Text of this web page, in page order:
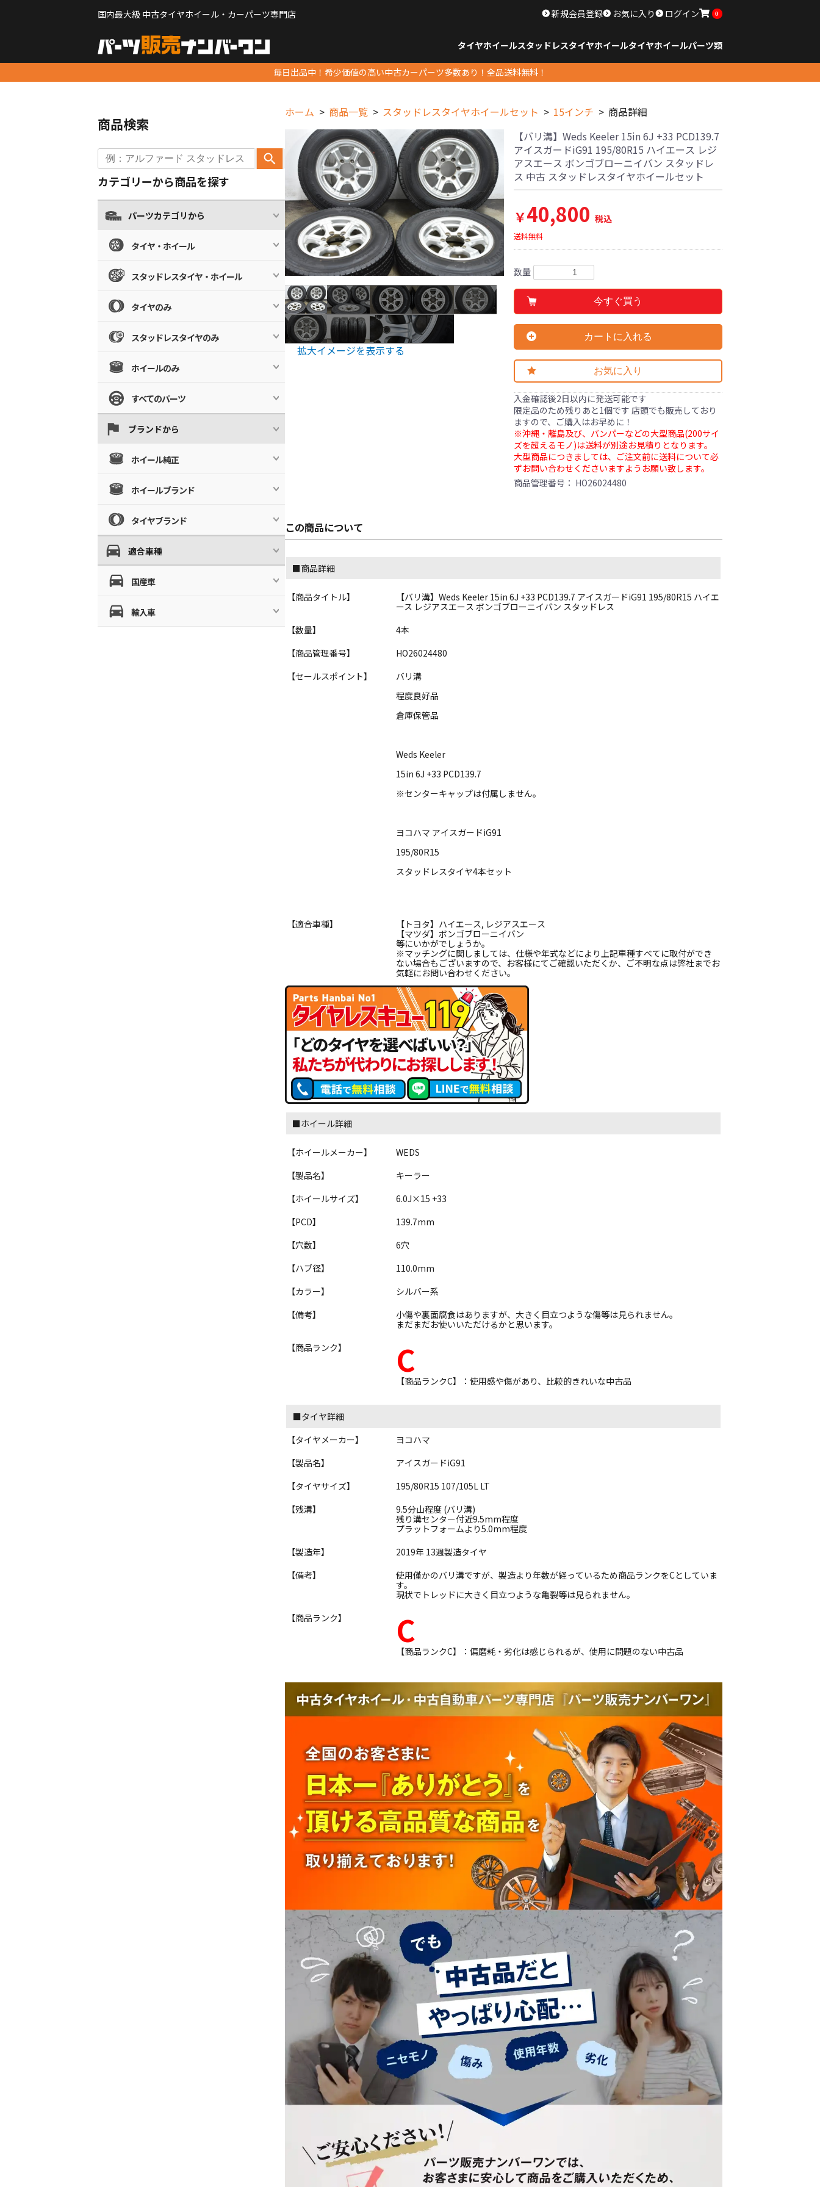
国内最大級 中古タイヤホイール・カーパーツ専門店 新規会員登録 お気に入り ログイン 0
タイヤホイールスタッドレスタイヤホイールタイヤホイールパーツ類
毎日出品中！希少価値の高い中古カーパーツ多数あり！全品送料無料！
ホーム 商品一覧 スタッドレスタイヤホイールセット 15インチ 商品詳細
拡大イメージを表示する
【バリ溝】Weds Keeler 15in 6J +33 PCD139.7
アイスガードiG91 195/80R15 ハイエース レジ
アスエース ボンゴブローニイバン スタッドレ
ス 中古 スタッドレスタイヤホイールセット
￥40,800 税込
送料無料
数量
今すぐ買う
カートに入れる
お気に入り
入金確認後2日以内に発送可能です
限定品のため残りあと1個です 店頭でも販売しており
ますので、ご購入はお早めに！
※沖縄・離島及び、バンパーなどの大型商品(200サイ
ズを超えるモノ)は送料が別途お見積りとなります。
大型商品につきましては、ご注文前に送料について必
ずお問い合わせくださいますようお願い致します。
商品管理番号： HO26024480
この商品について
■商品詳細
【商品タイトル】
【バリ溝】Weds Keeler 15in 6J +33 PCD139.7 アイスガードiG91 195/80R15 ハイエ
ース レジアスエース ボンゴブローニイバン スタッドレス
【数量】
4本
【商品管理番号】
HO26024480
【セールスポイント】
バリ溝
程度良好品
倉庫保管品
Weds Keeler
15in 6J +33 PCD139.7
※センターキャップは付属しません。
ヨコハマ アイスガードiG91
195/80R15
スタッドレスタイヤ4本セット
【適合車種】
【トヨタ】ハイエース, レジアスエース
【マツダ】ボンゴブローニイバン
等にいかがでしょうか。
※マッチングに関しましては、仕様や年式などにより上記車種すべてに取付ができ
ない場合もございますので、お客様にてご確認いただくか、ご不明な点は弊社までお
気軽にお問い合わせください。
■ホイール詳細
【ホイールメーカー】
WEDS
【製品名】
キーラー
【ホイールサイズ】
6.0J×15 +33
【PCD】
139.7mm
【穴数】
6穴
【ハブ径】
110.0mm
【カラー】
シルバー系
【備考】
小傷や裏面腐食はありますが、大きく目立つような傷等は見られません。
まだまだお使いいただけるかと思います。
【商品ランク】
C
【商品ランクC】：使用感や傷があり、比較的きれいな中古品
■タイヤ詳細
【タイヤメーカー】
ヨコハマ
【製品名】
アイスガードiG91
【タイヤサイズ】
195/80R15 107/105L LT
【残溝】
9.5分山程度 (バリ溝)
残り溝センター付近9.5mm程度
プラットフォームより5.0mm程度
【製造年】
2019年 13週製造タイヤ
【備考】
使用僅かのバリ溝ですが、製造より年数が経っているため商品ランクをCとしていま
す。
現状でトレッドに大きく目立つような亀裂等は見られません。
【商品ランク】
C
【商品ランクC】：偏磨耗・劣化は感じられるが、使用に問題のない中古品
商品検索
カテゴリーから商品を探す
パーツカテゴリから
タイヤ・ホイール
スタッドレスタイヤ・ホイール
タイヤのみ
スタッドレスタイヤのみ
ホイールのみ
すべてのパーツ
ブランドから
ホイール純正
ホイールブランド
タイヤブランド
適合車種
国産車
輸入車